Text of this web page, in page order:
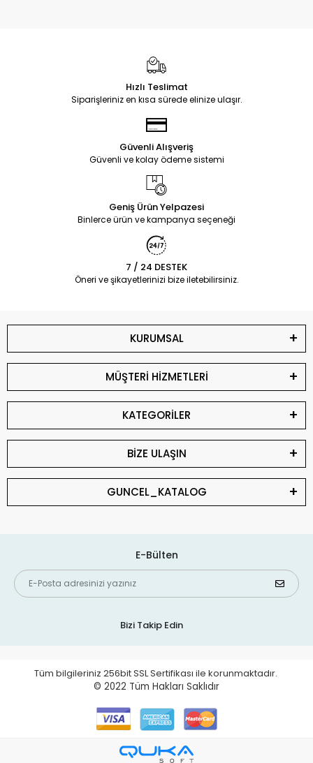
Hızlı Teslimat
Siparişleriniz en kısa sürede elinize ulaşır.
Güvenli Alışveriş
Güvenli ve kolay ödeme sistemi
Geniş Ürün Yelpazesi
Binlerce ürün ve kampanya seçeneği
7 / 24 DESTEK
Öneri ve şikayetlerinizi bize iletebilirsiniz.
KURUMSAL
MÜŞTERİ HİZMETLERİ
KATEGORİLER
BİZE ULAŞIN
GUNCEL_KATALOG
E-Bülten
Bizi Takip Edin
Tüm bilgileriniz 256bit SSL Sertifikası ile korunmaktadır.
© 2022 Tüm Hakları Saklıdır